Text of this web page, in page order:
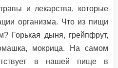
и лекарства, которые
организма. Что из пищи
Горькая дыня, грейпфрут,
мокрица. На самом
в нашей пище в